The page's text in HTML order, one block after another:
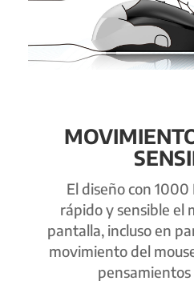
El diseño con 1000
rápido y sensible el
pantalla, incluso en
movimiento del